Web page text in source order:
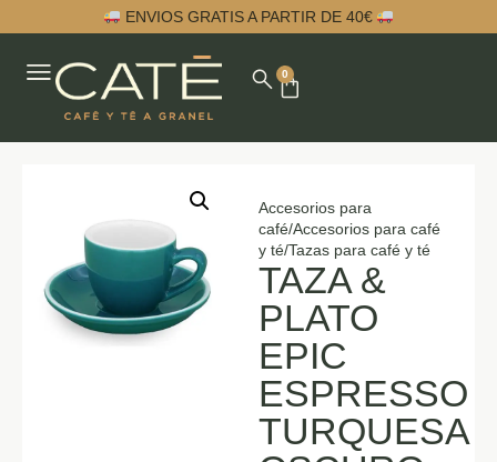
ENVIOS GRATIS A PARTIR DE 40€
0
Accesorios para
café/Accesorios para café
y té/Tazas para café y té
TAZA &
PLATO
EPIC
ESPRESSO
TURQUESA